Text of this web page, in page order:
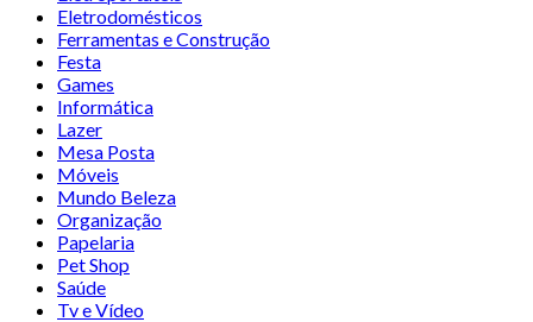
Eletrodomésticos
Ferramentas e Construção
Festa
Games
Informática
Lazer
Mesa Posta
Móveis
Mundo Beleza
Organização
Papelaria
Pet Shop
Saúde
Tv e Vídeo